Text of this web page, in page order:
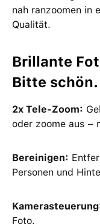
nah ranzoomen in
Qualität.
Brillante
Bitte schön.
2x Tele-Zoom:
oder zoome aus −
Bereinigen:
Per­sonen und
Foto.